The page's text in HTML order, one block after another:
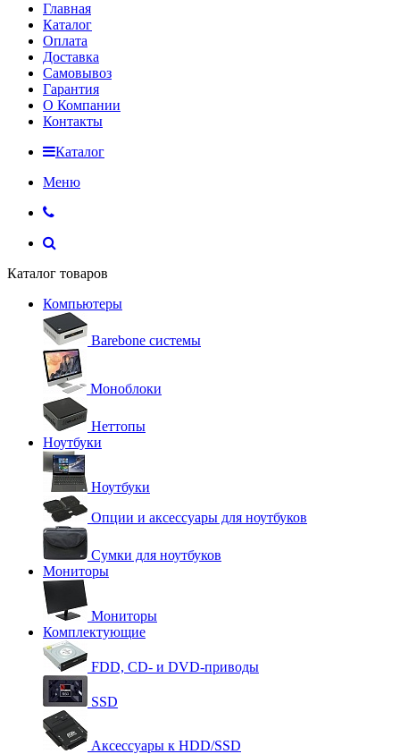
Главная
Каталог
Оплата
Доставка
Самовывоз
Гарантия
О Компании
Контакты
Каталог
Меню
Каталог товаров
Компьютеры
Barebone системы
Моноблоки
Неттопы
Ноутбуки
Ноутбуки
Опции и аксессуары для ноутбуков
Сумки для ноутбуков
Мониторы
Мониторы
Комплектующие
FDD, CD- и DVD-приводы
SSD
Аксессуары к HDD/SSD